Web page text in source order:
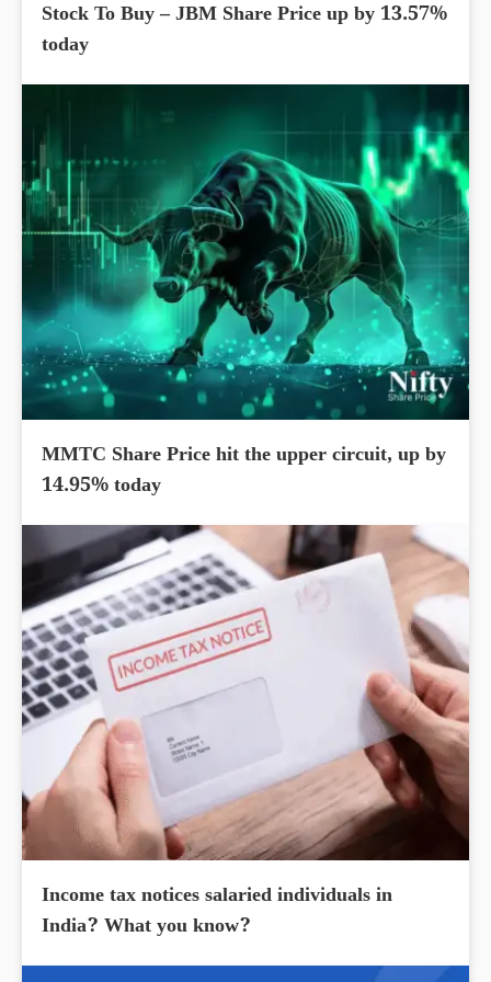
Stock To Buy – JBM Share Price up by 13.57%
today
MMTC Share Price hit the upper circuit, up by
14.95% today
Income tax notices salaried individuals in
India? What you know?